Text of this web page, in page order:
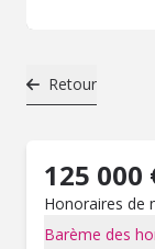
Retour
125 000
Honoraires de
Barème des